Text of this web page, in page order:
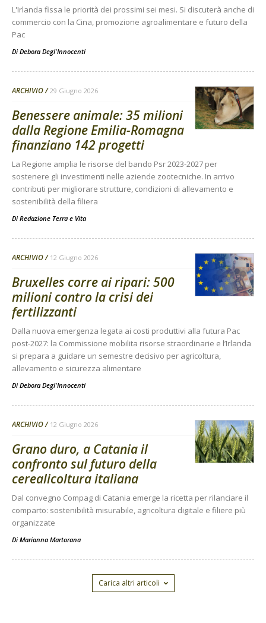
L'Irlanda fissa le priorità dei prossimi sei mesi. Si discuterà anche di
commercio con la Cina, promozione agroalimentare e futuro della
Pac
Di Debora Degl'Innocenti
ARCHIVIO 29 Giugno 2026
Benessere animale: 35 milioni
dalla Regione Emilia-Romagna
finanziano 142 progetti
La Regione amplia le risorse del bando Psr 2023-2027 per
sostenere gli investimenti nelle aziende zootecniche. In arrivo
contributi per migliorare strutture, condizioni di allevamento e
sostenibilità della filiera
Di Redazione Terra e Vita
ARCHIVIO 12 Giugno 2026
Bruxelles corre ai ripari: 500
milioni contro la crisi dei
fertilizzanti
Dalla nuova emergenza legata ai costi produttivi alla futura Pac
post-2027: la Commissione mobilita risorse straordinarie e l’Irlanda
si prepara a guidare un semestre decisivo per agricoltura,
allevamento e sicurezza alimentare
Di Debora Degl'Innocenti
ARCHIVIO 12 Giugno 2026
Grano duro, a Catania il
confronto sul futuro della
cerealicoltura italiana
Dal convegno Compag di Catania emerge la ricetta per rilanciare il
comparto: sostenibilità misurabile, agricoltura digitale e filiere più
organizzate
Di Marianna Martorana
Carica altri articoli